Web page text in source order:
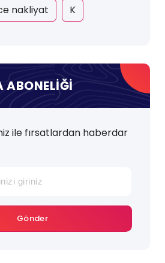
nakliyat K
ABONELİĞİ
ile fırsatlardan haberdar
Gönder